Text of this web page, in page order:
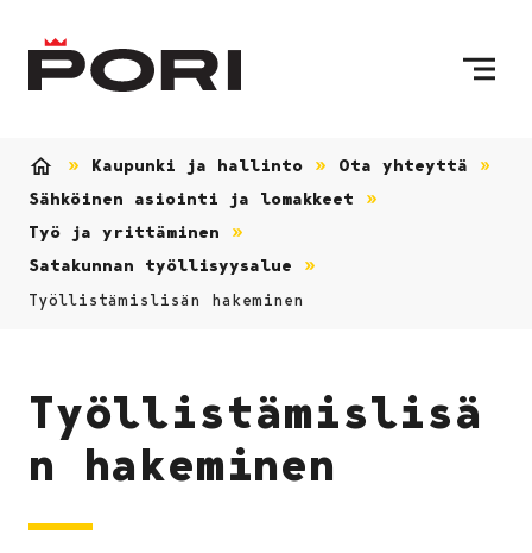
Kaupunki ja hallinto
Ota yhteyttä
Sähköinen asiointi ja lomakkeet
Työ ja yrittäminen
Satakunnan työllisyysalue
Työllistämislisän hakeminen
Työllistämislisä
n hakeminen